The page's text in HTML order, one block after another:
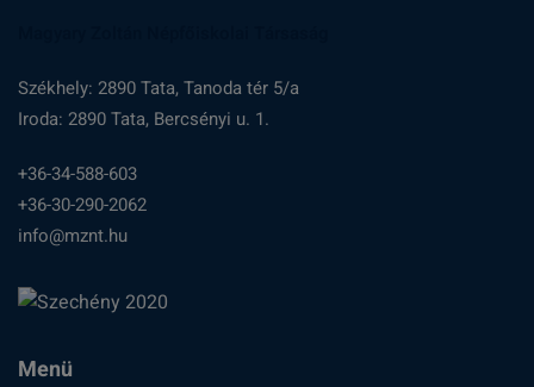
Székhely: 2890 Tata, Tanoda tér 5/a
Iroda: 2890 Tata, Bercsényi u. 1.
+36-34-588-603
+36-30-290-2062
info@mznt.hu
Menü